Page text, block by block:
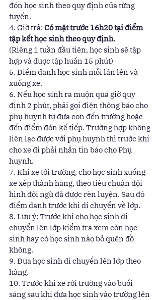
đón học sinh theo quy định của từng
tuyến.
4. Giờ trả: Có mặt trước 16h20 tại điểm
tập kết học sinh theo quy định.
(Riêng 1 tuần đầu tiên, học sinh sẽ tập
hợp và được tập huấn 15 phút)
5. Điểm danh học sinh mỗi lần lên và
xuống xe.
6. Nếu học sinh ra muộn quá giờ quy
định 2 phút, phải gọi điện thông báo cho
phụ huynh tự đưa con đến trường hoặc
đến điểm đón kế tiếp. Trường hợp không
liên lạc được với phụ huynh thì trước khi
cho xe đi phải nhắn tin báo cho Phụ
huynh.
7. Khi xe tới trường, cho học sinh xuống
xe xếp thành hàng, theo tiêu chuẩn đội
hình đội ngũ đã được rèn luyện. Sau đó
điểm danh trước khi di chuyển về lớp.
8. Lưu ý: Trước khi cho học sinh di
chuyển lên lớp kiểm tra xem còn học
sinh hay có học sinh nào bỏ quên đồ
không.
9. Đưa học sinh di chuyển lên lớp theo
hàng.
10. Trước khi xe rời trường vào buổi
sáng sau khi đưa học sinh vào trường lên